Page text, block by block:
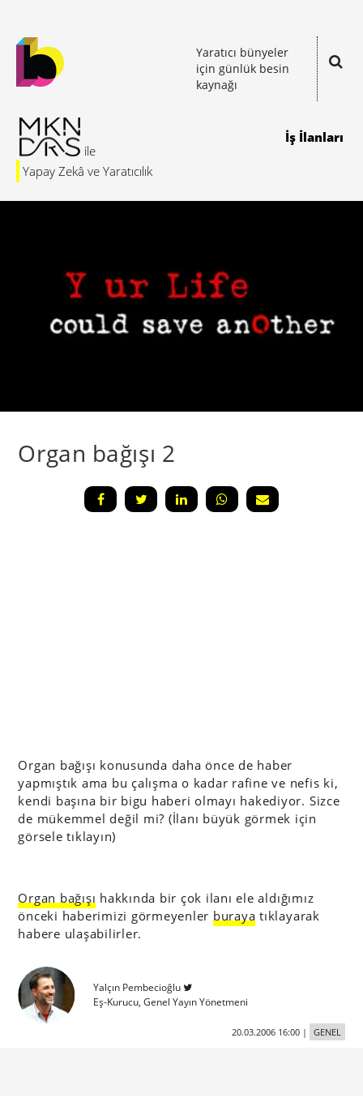
Yaratıcı bünyeler
için günlük besin
kaynağı
Yapay Zekâ ve Yaratıcılık
İş İlanları
Organ bağışı 2
Organ bağışı konusunda daha önce de haber
yapmıştık ama bu çalışma o kadar rafine ve nefis ki,
kendi başına bir bigu haberi olmayı hakediyor. Sizce
de mükemmel değil mi? (İlanı büyük görmek için
görsele tıklayın)
Organ bağışı hakkında bir çok ilanı ele aldığımız
önceki haberimizi görmeyenler buraya tıklayarak
habere ulaşabilirler.
Yalçın Pembecioğlu
Eş-Kurucu, Genel Yayın Yönetmeni
20.03.2006 16:00| GENEL